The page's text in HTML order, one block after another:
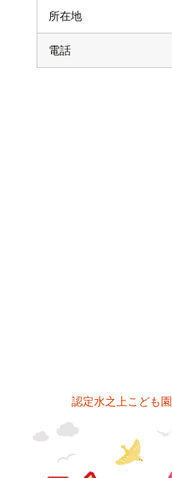
所在地
電話
認定水之上こども園